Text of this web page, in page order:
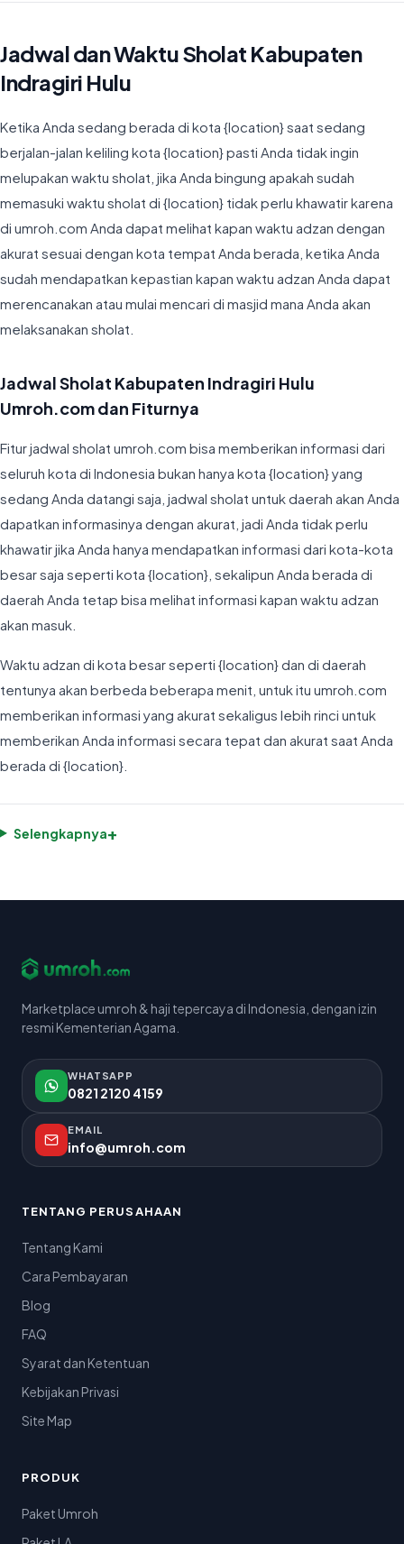
Jadwal dan Waktu Sholat Kabupaten
Indragiri Hulu
Ketika Anda sedang berada di kota {location} saat sedang
berjalan-jalan keliling kota {location} pasti Anda tidak ingin
melupakan waktu sholat, jika Anda bingung apakah sudah
memasuki waktu sholat di {location} tidak perlu khawatir karena
di umroh.com Anda dapat melihat kapan waktu adzan dengan
akurat sesuai dengan kota tempat Anda berada, ketika Anda
sudah mendapatkan kepastian kapan waktu adzan Anda dapat
merencanakan atau mulai mencari di masjid mana Anda akan
melaksanakan sholat.
Jadwal Sholat Kabupaten Indragiri Hulu
Umroh.com dan Fiturnya
Fitur jadwal sholat umroh.com bisa memberikan informasi dari
seluruh kota di Indonesia bukan hanya kota {location} yang
sedang Anda datangi saja, jadwal sholat untuk daerah akan Anda
dapatkan informasinya dengan akurat, jadi Anda tidak perlu
khawatir jika Anda hanya mendapatkan informasi dari kota-kota
besar saja seperti kota {location}, sekalipun Anda berada di
daerah Anda tetap bisa melihat informasi kapan waktu adzan
akan masuk.
Waktu adzan di kota besar seperti {location} dan di daerah
tentunya akan berbeda beberapa menit, untuk itu umroh.com
memberikan informasi yang akurat sekaligus lebih rinci untuk
memberikan Anda informasi secara tepat dan akurat saat Anda
berada di {location}.
Selengkapnya+
Marketplace umroh & haji tepercaya di Indonesia, dengan izin
resmi Kementerian Agama.
WHATSAPP
0821 2120 4159
EMAIL
info@umroh.com
TENTANG PERUSAHAAN
Tentang Kami
Cara Pembayaran
Blog
FAQ
Syarat dan Ketentuan
Kebijakan Privasi
Site Map
PRODUK
Paket Umroh